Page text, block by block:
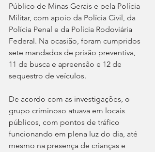
Público de Minas Gerais e pela Polícia
Militar, com apoio da Polícia Civil, da
Polícia Penal e da Polícia Rodoviária
Federal. Na ocasião, foram cumpridos
sete mandados de prisão preventiva,
11 de busca e apreensão e 12 de
sequestro de veículos.
De acordo com as investigações, o
grupo criminoso atuava em locais
públicos, com pontos de tráfico
funcionando em plena luz do dia, até
mesmo na presença de crianças e